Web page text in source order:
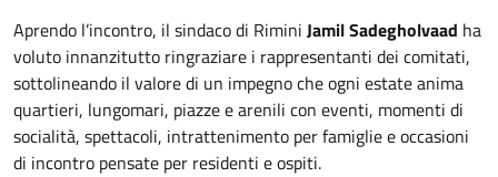
Aprendo l’incontro, il sindaco di Rimini Jamil Sadegholvaad ha
voluto innanzitutto ringraziare i rappresentanti dei comitati,
sottolineando il valore di un impegno che ogni estate anima
quartieri, lungomari, piazze e arenili con eventi, momenti di
socialità, spettacoli, intrattenimento per famiglie e occasioni
di incontro pensate per residenti e ospiti.